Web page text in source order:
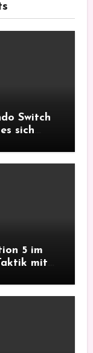
Switch
sich
5 im
mit